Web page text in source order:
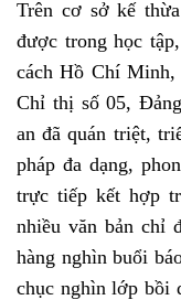
Trên cơ sở kế
được trong học
cách Hồ Chí Minh,
Chỉ thị số 05,
an đã quán triệt,
pháp đa dạng,
trực tiếp kết hợp
nhiều văn bản chỉ
hàng nghìn buổi
chục nghìn lớp bồi